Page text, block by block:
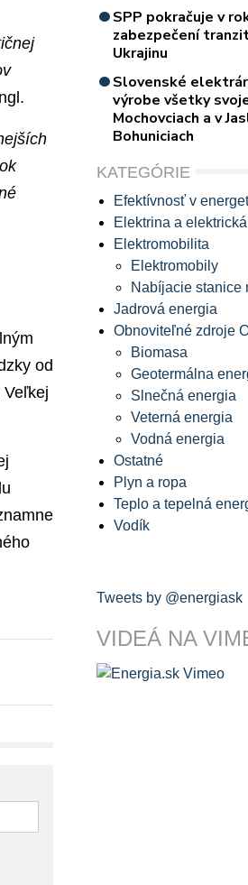
od
SPP pokračuje v
zabezpečení
Ukrajinu
Slovenské
výrobe všetky
Mochovciach a v
Bohuniciach
KATEGÓRIE
Efektívnosť v
Elektrina a
Elektromobilita
Elektromobily
Nabíjacie stanice
Jadrová energia
Obnoviteľné zdroje
Biomasa
Geotermálna
Slnečná energia
Veterná energia
Vodná energia
Ostatné
Plyn a ropa
Teplo a tepelná
Vodík
Tweets by @energiask
VIDEÁ NA